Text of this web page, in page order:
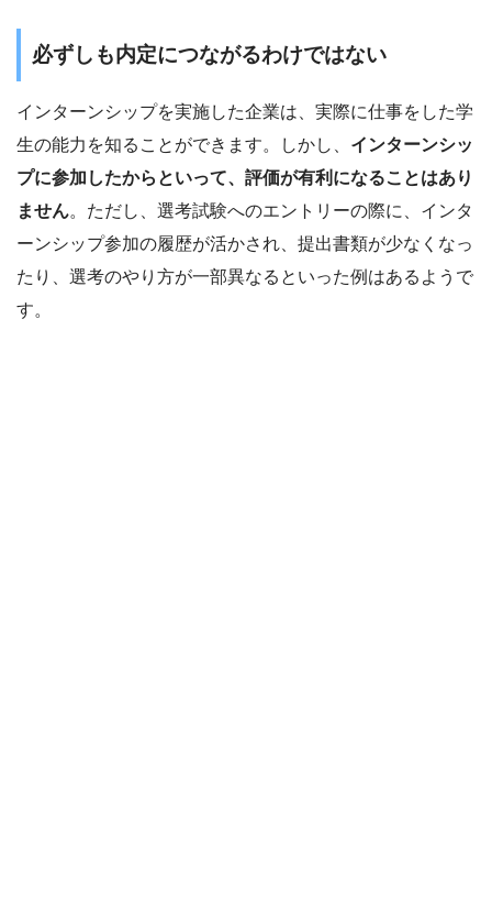
必ずしも内定につながるわけではない
インターンシップを実施した企業は、実際に仕事をした学
生の能力を知ることができます。しかし、 インターンシッ
プに参加したからといって、評価が有利になることはあり
ません。ただし、選考試験へのエントリーの際に、インタ
ーンシップ参加の履歴が活かされ、提出書類が少なくなっ
たり、選考のやり方が一部異なるといった例はあるようで
す。